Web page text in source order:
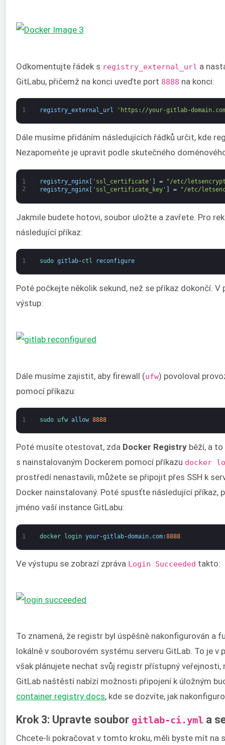
Odkomentujte řádek s registry_external_url a
GitLabu, přičemž na konci uveďte port 8888 na konci:
1 registry_external_url 'https://your-gitlab-
Dále musíme přidáním následujících řádků určit, kde
Nezapomeňte je upravit podle skutečného
1
2
registry_nginx[ 'ssl_certificate' ] =
"/etc/
registry_nginx[ 'ssl_certificate_key' = "/etc/
Jakmile budete hotovi, soubor uložte a zavřete. Pro
následující příkaz:
1 sudo gitlab-ctl reconfigure
Poté počkejte několik sekund, než se příkaz dokončí.
výstup:
Dále musíme zajistit, aby firewall (ufw) povoloval
pomocí příkazu:
1 sudo ufw allow 8888
Poté musíte otestovat, zda Docker Registry běží, a
s nainstalovaným Dockerem pomocí příkazu docker
prostředí nenastavili, můžete se připojit přes SSH k
Docker nainstalovaný. Poté spusťte následující
jméno vaší instance GitLabu:
1 docker login your-gitlab-domain. com:8888
Ve výstupu se zobrazí zpráva Login Succeeded takto:
To znamená, že registr byl úspěšně nakonfigurován a
lokálně v souborovém systému serveru GitLab. To je
však plánujete nechat svůj registr přístupný
GitLab naštěstí nabízí možnosti připojení k úložným
container registry docs, kde se dozvíte, jak
Krok 3: Upravte soubor gitlab-ci.yml a
Chcete-li pokračovat v tomto kroku, měli byste mít na